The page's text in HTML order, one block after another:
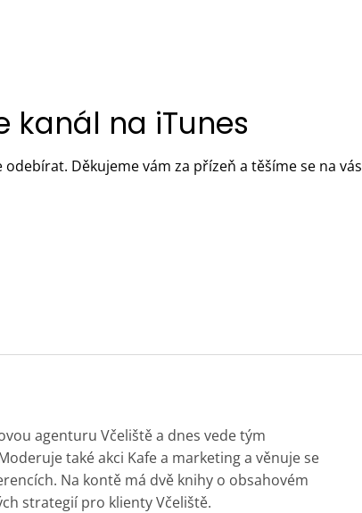
kanál na iTunes
Děkujeme vám za přízeň a těšíme se na vás
agenturu Včeliště a dnes vede tým
také akci Kafe a marketing a věnuje se
Na kontě má dvě knihy o obsahovém
strategií pro klienty Včeliště.